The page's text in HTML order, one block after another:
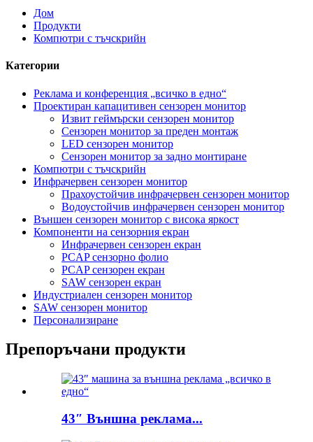
Дом
Продукти
Компютри с тъчскрийн
Категории
Реклама и конференция „всичко в едно“
Проектиран капацитивен сензорен монитор
Извит геймърски сензорен монитор
Сензорен монитор за преден монтаж
LED сензорен монитор
Сензорен монитор за задно монтиране
Компютри с тъчскрийн
Инфрачервен сензорен монитор
Прахоустойчив инфрачервен сензорен монитор
Водоустойчив инфрачервен сензорен монитор
Външен сензорен монитор с висока яркост
Компоненти на сензорния екран
Инфрачервен сензорен екран
PCAP сензорно фолио
PCAP сензорен екран
SAW сензорен екран
Индустриален сензорен монитор
SAW сензорен монитор
Персонализиране
Препоръчани продукти
43″ Външна реклама...